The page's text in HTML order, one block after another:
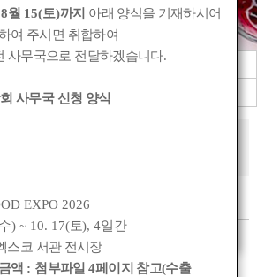
관련기관소식
사무국 이전 안내
자 작성일 :2015-01-07 19:28
공학회 사무국입니다.
8월 15(토)까지 아래 양식을 기재하시어
여 주시면 취합하여
사무국으로 전달하겠습니다.
사무국 신청 양식
EXPO 2026
수) ~ 10. 17(토), 4일간
스코 서관 전시장
액 : 첨부파일 4페이지 참고(수출